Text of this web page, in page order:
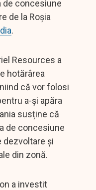
de concesiune
de la Roșia
.
Resources a
hotărârea
că vor folosi
a-și apăra
susține că
de concesiune
dezvoltare și
din zonă.
a investit